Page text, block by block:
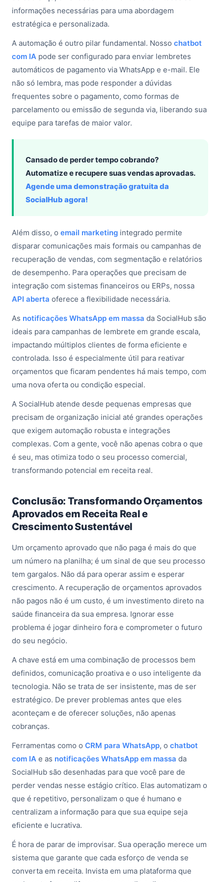
informações necessárias para uma abordagem
estratégica e personalizada.
A automação é outro pilar fundamental. Nosso chatbot
com IA pode ser configurado para enviar lembretes
automáticos de pagamento via WhatsApp e e-mail. Ele
não só lembra, mas pode responder a dúvidas
frequentes sobre o pagamento, como formas de
parcelamento ou emissão de segunda via, liberando sua
equipe para tarefas de maior valor.
Cansado de perder tempo cobrando?
Automatize e recupere suas vendas aprovadas.
Agende uma demonstração gratuita da
SocialHub agora!
Além disso, o email marketing integrado permite
disparar comunicações mais formais ou campanhas de
recuperação de vendas, com segmentação e relatórios
de desempenho. Para operações que precisam de
integração com sistemas financeiros ou ERPs, nossa
API aberta oferece a flexibilidade necessária.
As notificações WhatsApp em massa da SocialHub são
ideais para campanhas de lembrete em grande escala,
impactando múltiplos clientes de forma eficiente e
controlada. Isso é especialmente útil para reativar
orçamentos que ficaram pendentes há mais tempo, com
uma nova oferta ou condição especial.
A SocialHub atende desde pequenas empresas que
precisam de organização inicial até grandes operações
que exigem automação robusta e integrações
complexas. Com a gente, você não apenas cobra o que
é seu, mas otimiza todo o seu processo comercial,
transformando potencial em receita real.
Conclusão: Transformando Orçamentos
Aprovados em Receita Real e
Crescimento Sustentável
Um orçamento aprovado que não paga é mais do que
um número na planilha; é um sinal de que seu processo
tem gargalos. Não dá para operar assim e esperar
crescimento. A recuperação de orçamentos aprovados
não pagos não é um custo, é um investimento direto na
saúde financeira da sua empresa. Ignorar esse
problema é jogar dinheiro fora e comprometer o futuro
do seu negócio.
A chave está em uma combinação de processos bem
definidos, comunicação proativa e o uso inteligente da
tecnologia. Não se trata de ser insistente, mas de ser
estratégico. De prever problemas antes que eles
aconteçam e de oferecer soluções, não apenas
cobranças.
Ferramentas como o CRM para WhatsApp, o chatbot
com IA e as notificações WhatsApp em massa da
SocialHub são desenhadas para que você pare de
perder vendas nesse estágio crítico. Elas automatizam o
que é repetitivo, personalizam o que é humano e
centralizam a informação para que sua equipe seja
eficiente e lucrativa.
É hora de parar de improvisar. Sua operação merece um
sistema que garante que cada esforço de venda se
converta em receita. Invista em uma plataforma que